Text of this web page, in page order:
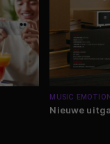
MUSIC
Nieuwe